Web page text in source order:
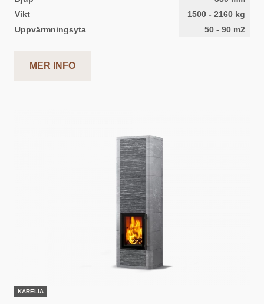
Vikt
1500 - 2160 kg
Uppvärmningsyta
50 - 90 m2
MER INFO
KARELIA